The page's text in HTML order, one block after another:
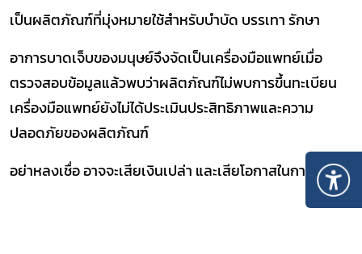
เป็นผลิตภัณฑ์ที่มุ่งหมายใช้สำหรับบำบัด บรรเทา รักษา
อาการบาดเจ็บของมนุษย์จึงจัดเป็นเครื่องมือแพทย์เมื่อ
ตรวจสอบข้อมูลแล้วพบว่าผลิตภัณฑ์ไม่พบการขึ้นทะเบียน
เครื่องมือแพทย์ยังไม่ได้ประเมินประสิทธิภาพและความ
ปลอดภัยของผลิตภัณฑ์
อย่าหลงเชื่ออาจจะเสียเงินเปล่า และเสียโอกาสในการรักษา